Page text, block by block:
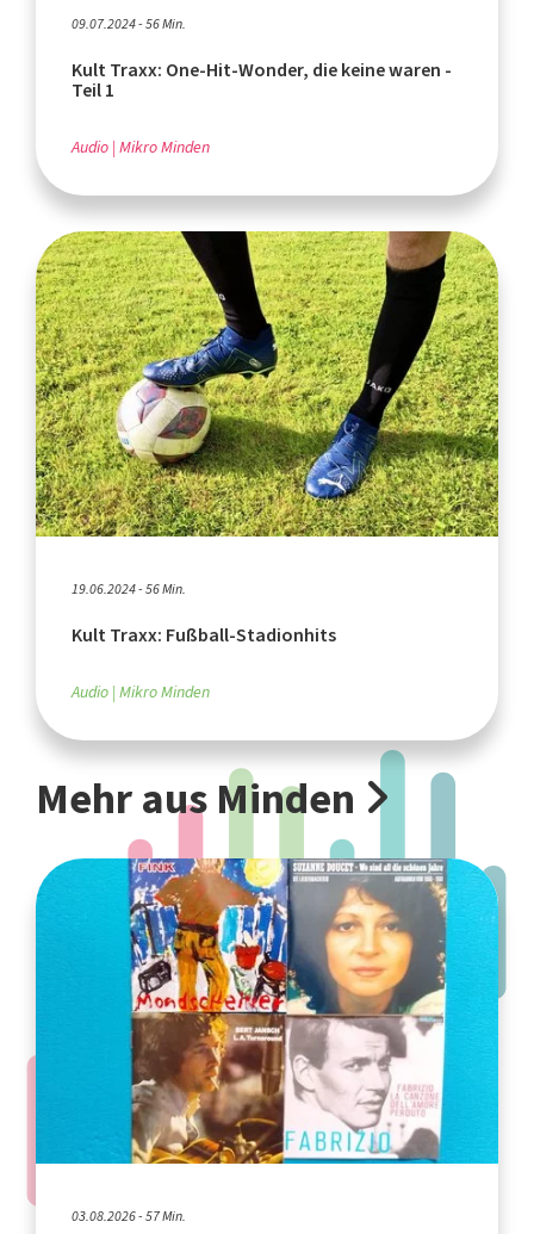
09.07.2024 - 56 Min.
Kult Traxx: One-Hit-Wonder, die keine waren -
Teil 1
Audio Mikro Minden
19.06.2024 - 56 Min.
Kult Traxx: Fußball-Stadionhits
Audio Mikro Minden
Mehr aus Minden
03.08.2026 - 57 Min.